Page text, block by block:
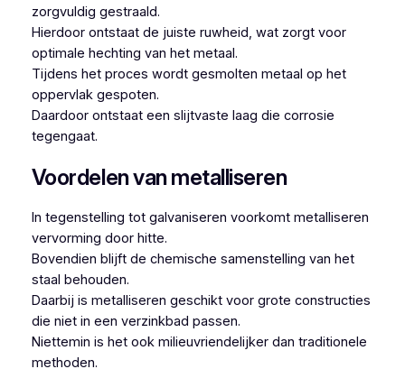
zorgvuldig gestraald.
Hierdoor ontstaat de juiste ruwheid, wat zorgt voor
optimale hechting van het metaal.
Tijdens het proces wordt gesmolten metaal op het
oppervlak gespoten.
Daardoor ontstaat een slijtvaste laag die corrosie
tegengaat.
Voordelen van metalliseren
In tegenstelling tot galvaniseren voorkomt metalliseren
vervorming door hitte.
Bovendien blijft de chemische samenstelling van het
staal behouden.
Daarbij is metalliseren geschikt voor grote constructies
die niet in een verzinkbad passen.
Niettemin is het ook milieuvriendelijker dan traditionele
methoden.